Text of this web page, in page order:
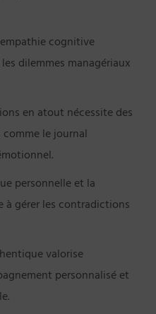
cognitive
dilemmes managériaux
en atout nécessite des
le journal
personnelle et la
gérer les contradictions
valorise
personnalisé et